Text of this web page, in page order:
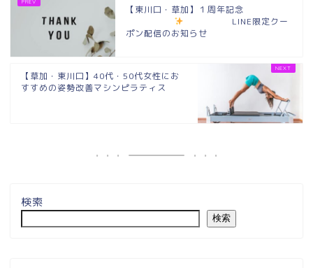
【東川口・草加】１周年記念
LINE限定クー
ポン配信のお知らせ
【草加・東川口】40代・50代女性にお
すすめの姿勢改善マシンピラティス
検索
検索